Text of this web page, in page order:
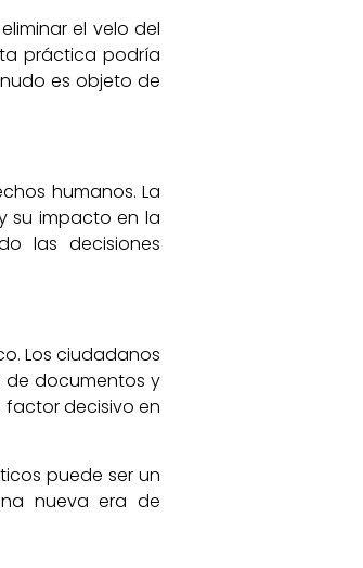
el velo del
práctica podría
es objeto de
humanos. La
su impacto en la
las decisiones
Los ciudadanos
de documentos y
factor decisivo en
puede ser un
nueva era de